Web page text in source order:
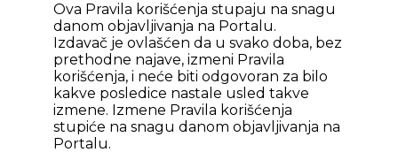
Ova Pravila korišćenja stupaju na snagu
danom objavljivanja na Portalu.
Izdavač je ovlašćen da u svako doba, bez
prethodne najave, izmeni Pravila
korišćenja, i neće biti odgovoran za bilo
kakve posledice nastale usled takve
izmene. Izmene Pravila korišćenja
stupiće na snagu danom objavljivanja na
Portalu.